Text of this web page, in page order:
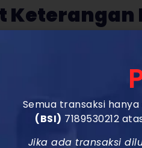
Keterangan
domisili atau tempat
biasanya membutuhkan
Pokok
Semua transaksi
(BSI) 7189530212
Jika ada transaksi